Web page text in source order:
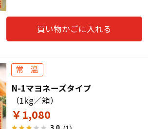
買い物かごに入れる
N-1マヨネーズタイプ
（1kg／箱）
￥1,080
3.0